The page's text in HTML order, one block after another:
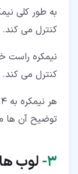
به طور کلی
کنترل می کند.
نیمکره راست
کنترل می کند.
توضیح آن ها
۳‏- لوب